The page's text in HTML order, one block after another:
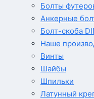
Болты
Анкерные
Болт-скоба
Наше
Винты
Шайбы
Шпильки
Латунный